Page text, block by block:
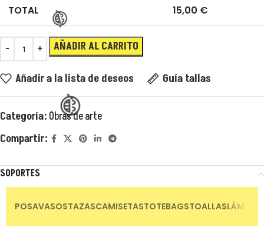
TOTAL 15,00 €
AÑADIR AL CARRITO
Añadir a la lista de deseos Guía tallas
Categoría: Obras de arte
Compartir:
SOPORTES
POSAVASOSTAZASCAMISETASTOTEBAGSTOALLASLÁMINAS
😂